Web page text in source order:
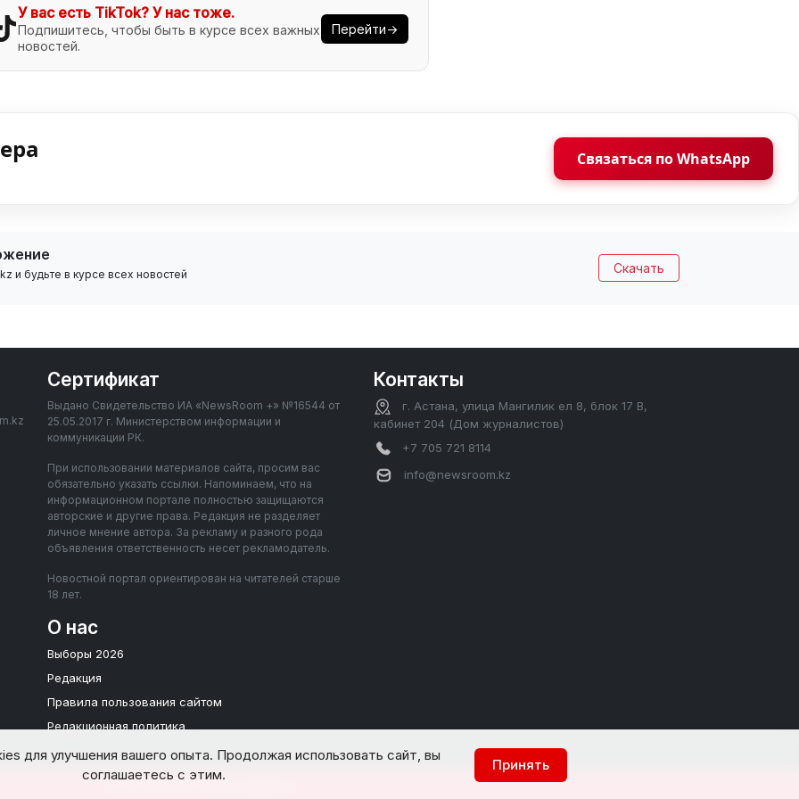
для улучшения вашего опыта. Продолжая использовать сайт, вы
соглашаетесь с этим.
Принять
У вас есть TikTok? У нас тоже.
Подпишитесь, чтобы быть в курсе всех важных
новостей.
Перейти→
Связаться по WhatsApp
и будьте в курсе всех новостей Скачать
Сертификат
Выдано Свидетельство ИА «NewsRoom +» №16544 от
25.05.2017 г. Министерством информации и
коммуникации РК.
При использовании материалов сайта, просим вас
обязательно указать ссылки. Напоминаем, что на
информационном портале полностью защищаются
авторские и другие права. Редакция не разделяет
личное мнение автора. За рекламу и разного рода
объявления ответственность несет рекламодатель.
Новостной портал ориентирован на читателей старше
18 лет.
Контакты
г. Астана, улица Мангилик ел 8, блок 17 В,
кабинет 204 (Дом журналистов)
+7 705 721 8114
info@newsroom.kz
О нас
Выборы 2026
Редакция
Правила пользования сайтом
Редакционная политика